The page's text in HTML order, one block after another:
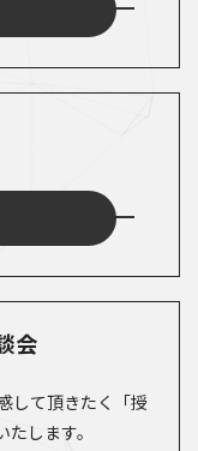
会
して頂きたく「授
します。